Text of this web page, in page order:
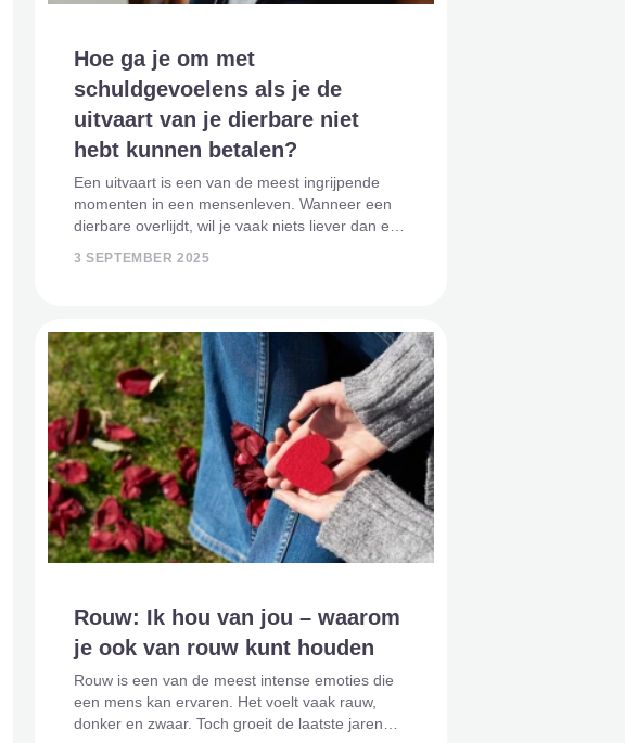
Hoe ga je om met
schuldgevoelens als je de
uitvaart van je dierbare niet
hebt kunnen betalen?
Een uitvaart is een van de meest ingrijpende
momenten in een mensenleven. Wanneer een
dierbare overlijdt, wil je vaak niets liever dan een
3 SEPTEMBER 2025
Rouw: Ik hou van jou – waarom
je ook van rouw kunt houden
Rouw is een van de meest intense emoties die
een mens kan ervaren. Het voelt vaak rauw,
donker en zwaar. Toch groeit de laatste jaren